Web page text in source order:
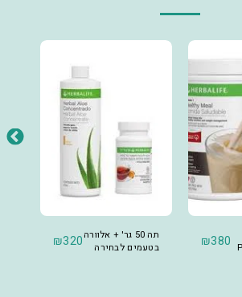
₪380
תה 50 גר' + אלוורה
בטעמים לבחירה
₪320